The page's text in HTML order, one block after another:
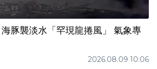
豚襲淡水「罕現龍捲風」 氣象專
2026.08.09 10:06